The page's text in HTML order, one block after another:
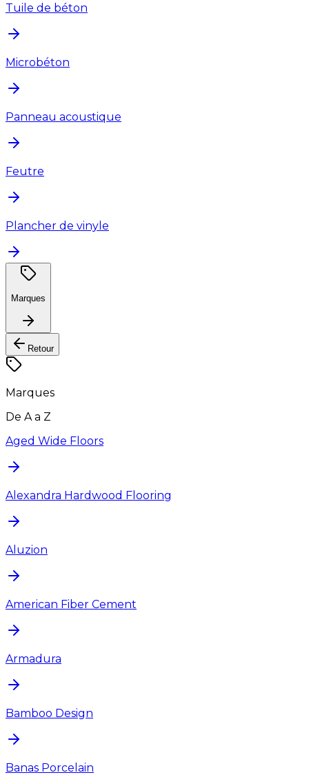
Tuile de béton
Microbéton
Panneau acoustique
Feutre
Plancher de vinyle
Marques
Retour
Marques
De A a Z
Aged Wide Floors
Alexandra Hardwood Flooring
Aluzion
American Fiber Cement
Armadura
Bamboo Design
Banas Porcelain